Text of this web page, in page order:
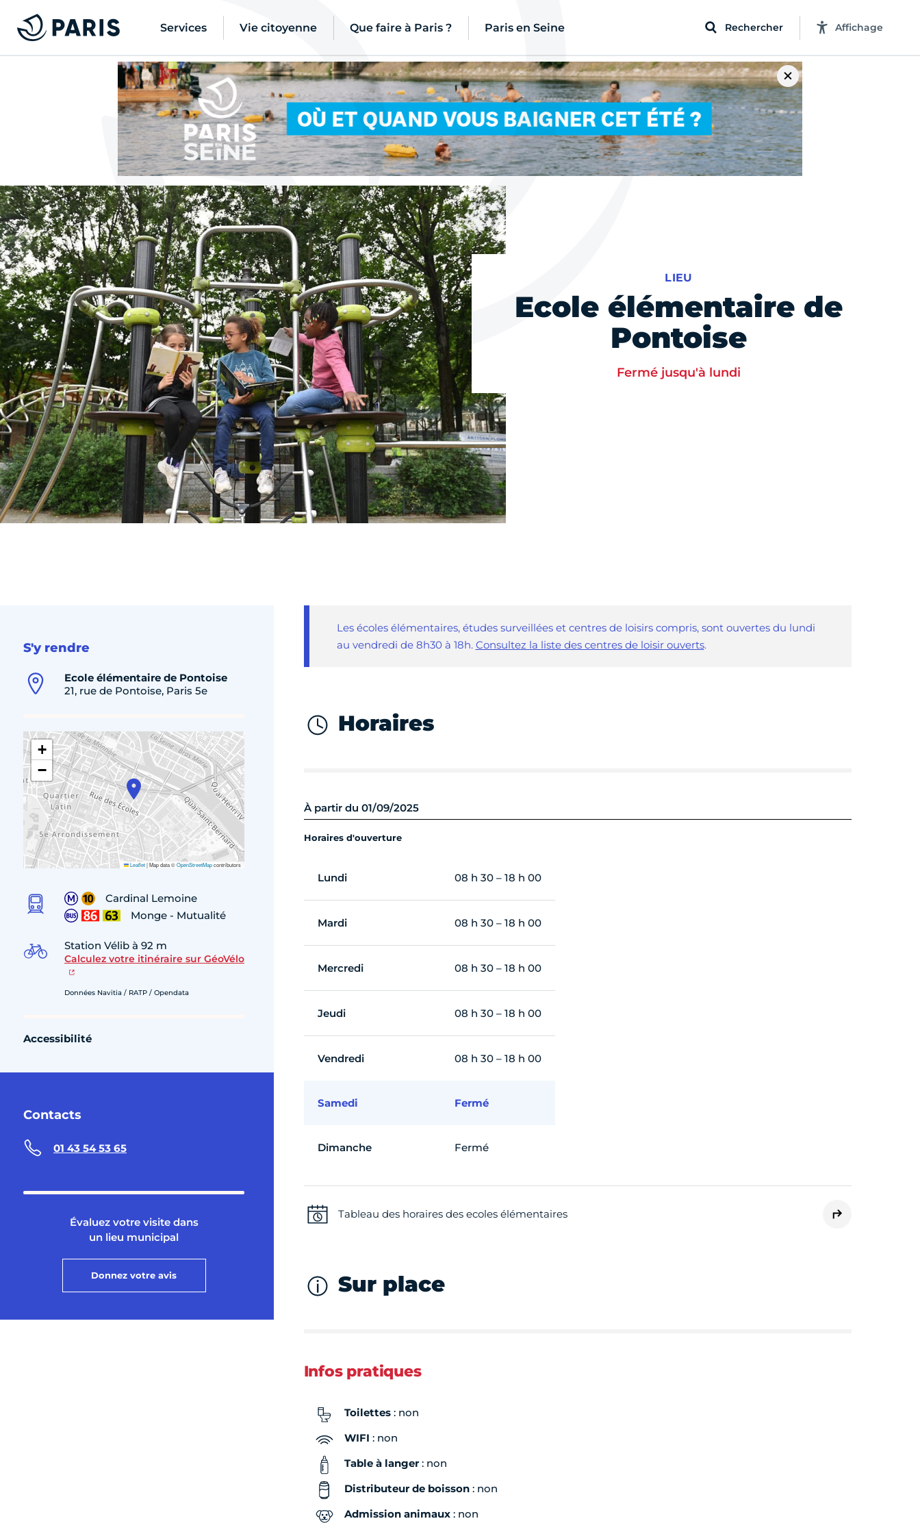
Services Vie citoyenne Que faire à Paris ? Paris en Seine Rechercher Affichage
LIEU
Ecole élémentaire de
Pontoise
Fermé jusqu'à lundi
S'y rendre
Ecole élémentaire de Pontoise
21, rue de Pontoise, Paris 5e
+
−
Leaflet|Map data ©OpenStreetMapcontributors
Cardinal Lemoine
Monge - Mutualité
Station Vélib à 92 m
Calculez votre itinéraire sur GéoVélo
Données Navitia / RATP / Opendata
Accessibilité
Contacts
01 43 54 53 65
Évaluez votre visite dans
un lieu municipal
Donnez votre avis
Les écoles élémentaires, études surveillées et centres de loisirs compris, sont ouvertes du lundi
au vendredi de 8h30 à 18h. Consultez la liste des centres de loisir ouverts.
Horaires
À partir du 01/09/2025
Horaires d'ouverture
Lundi 08 h 30 – 18 h 00
Mardi 08 h 30 – 18 h 00
Mercredi 08 h 30 – 18 h 00
Jeudi 08 h 30 – 18 h 00
Vendredi 08 h 30 – 18 h 00
Samedi Fermé
Dimanche Fermé
Tableau des horaires des ecoles élémentaires
Sur place
Infos pratiques
Toilettes: non
WIFI : non
Table à langer: non
Distributeur de boisson: non
Admission animaux: non